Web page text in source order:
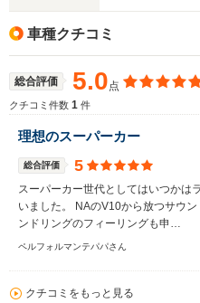
車種クチコミ
総合評価 5.0点
クチコミ件数 1 件
理想のスーパーカー
総合評価 5
スーパーカー世代としてはいつかは
いました。 NAのV10から放つサウ
ンドリングのフィーリングも申…
ペルフォルマンテパパさん
クチコミをもっと見る